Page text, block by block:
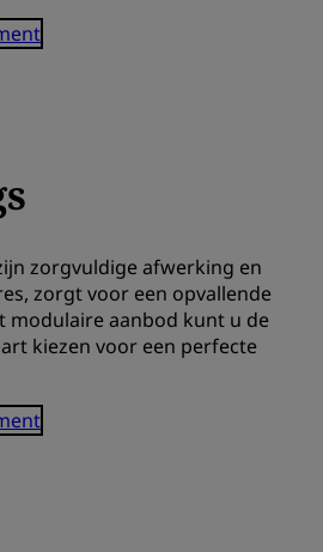
zorgvuldige afwerking en
zorgt voor een opvallende
modulaire aanbod kunt u de
kiezen voor een perfecte